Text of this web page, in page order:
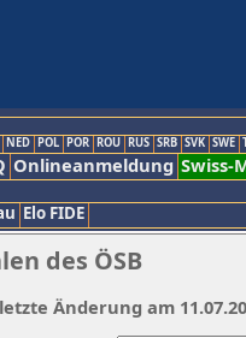
NED POL POR ROU RUS SRB SVK SWE
Onlineanmeldung Swiss-
Elo FIDE
des ÖSB
Änderung am